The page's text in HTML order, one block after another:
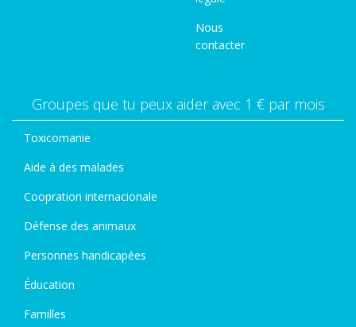
Nous
contacter
Groupes que tu peux aider avec 1 € par mois
Toxicomanie
Aide à des malades
Coopration internacionale
Défense des animaux
Personnes handicapées
Éducation
Familles